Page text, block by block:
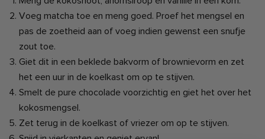
Voeg matcha toe en meng goed. Proef het mengsel en
pas de zoetheid aan of voeg indien gewenst een snufje
zout toe.
Giet dit in een beklede bakvorm of brownievorm en zet
het een uur in de koelkast om op te stijven.
Smelt de pure chocolade voorzichtig en giet het over het
kokosmengsel.
Zet terug in de koelkast of vriezer om op te stijven.